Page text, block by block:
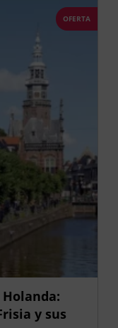
OFERTA
y sus